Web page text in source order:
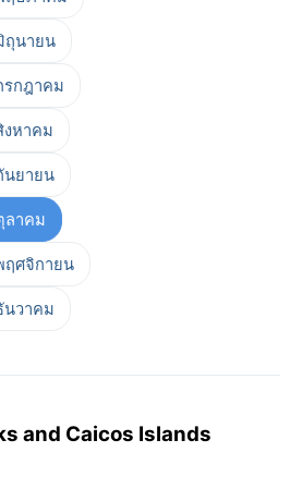
ถุนายน
รกฎาคม
งหาคม
นยายน
ลาคม
ฤศจิกายน
นวาคม
and Caicos Islands